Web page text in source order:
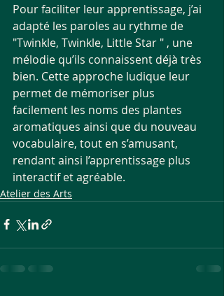
Pour faciliter leur apprentissage, j’ai
adapté les paroles au rythme de
"Twinkle, Twinkle, Little Star " , une
mélodie qu’ils connaissent déjà très
bien. Cette approche ludique leur
permet de mémoriser plus
facilement les noms des plantes
aromatiques ainsi que du nouveau
vocabulaire, tout en s’amusant,
rendant ainsi l’apprentissage plus
interactif et agréable.
Atelier des Arts